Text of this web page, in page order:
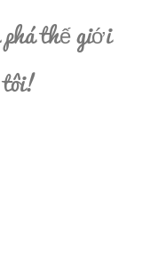
thế giới
tôi!